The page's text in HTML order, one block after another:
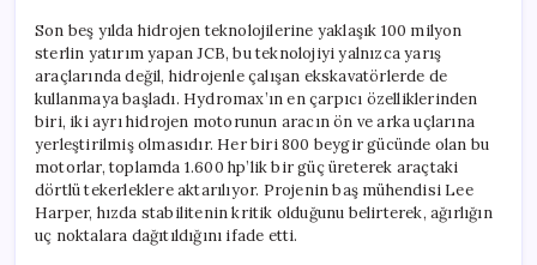
Son beş yılda hidrojen teknolojilerine yaklaşık 100 milyon
sterlin yatırım yapan JCB, bu teknolojiyi yalnızca yarış
araçlarında değil, hidrojenle çalışan ekskavatörlerde de
kullanmaya başladı. Hydromax’ın en çarpıcı özelliklerinden
biri, iki ayrı hidrojen motorunun aracın ön ve arka uçlarına
yerleştirilmiş olmasıdır. Her biri 800 beygir gücünde olan bu
motorlar, toplamda 1.600 hp’lik bir güç üreterek araçtaki
dörtlü tekerleklere aktarılıyor. Projenin baş mühendisi Lee
Harper, hızda stabilitenin kritik olduğunu belirterek, ağırlığın
uç noktalara dağıtıldığını ifade etti.